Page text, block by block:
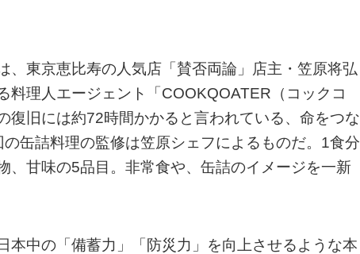
、東京恵比寿の人気店「賛否両論」店主・笠原将弘
料理人エージェント「COOKQOATER（コックコ
復旧には約72時間かかると言われている、命をつな
缶詰料理の監修は笠原シェフによるものだ。1食分
、甘味の5品目。非常食や、缶詰のイメージを一新
本中の「備蓄力」「防災力」を向上させるような本